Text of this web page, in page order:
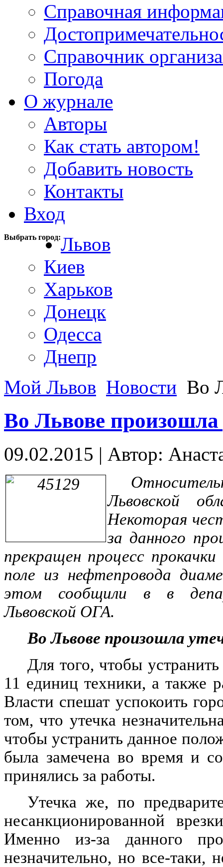
Справочная
Справочник
Погода
О журнале
Авторы
Как стать автором!
Добавить новость
Контакты
Вход
Выбрать город:Львов
Киев
Харьков
Донецк
Одесса
Днепр
Мой Львов Новости Во
Во Львове произошла
09.02.2015 | Автор:
Львовской
Некоторая
за данного
прекращен процесс
поле из нефтепровода
этом сообщили в в
Львовской ОГА.
Во Львове произошла
Для того, чтобы
11 единиц техники, а также
Власти спешат успокоить
том, что утечка
чтобы устранить данное
была замечена во время и
принялись за работы.
Утечка же, по
несанкционированной
Именно из-за данного
незначительно, но все-